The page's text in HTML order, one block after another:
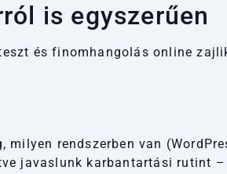
is egyszerűen
és finomhangolás online
rendszerben van
javaslunk karbantartási rutint